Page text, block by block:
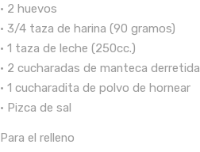
• 2 huevos
• 3/4 taza de harina (90 gramos)
• 1 taza de leche (250cc.)
• 2 cucharadas de manteca derretida
• 1 cucharadita de polvo de hornear
• Pizca de sal
Para el relleno